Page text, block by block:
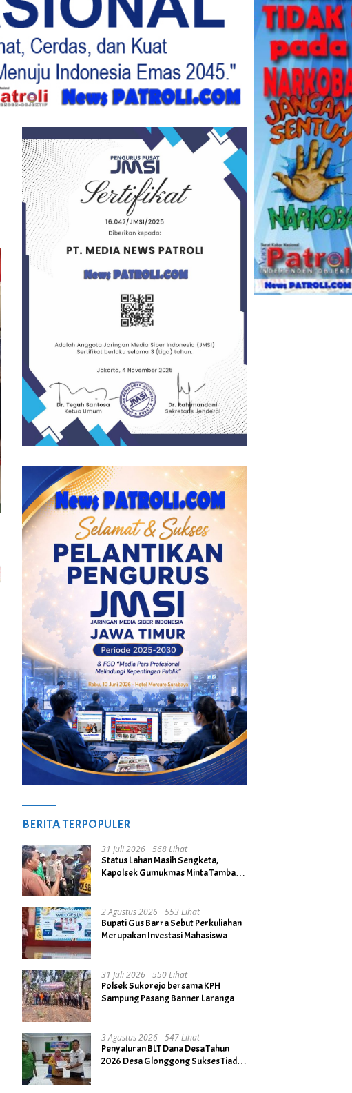
BERITA TERPOPULER
31 Juli 2026
568 Lihat
Status Lahan Masih Sengketa,
Kapolsek Gumukmas Minta Tambang
2 Agustus 2026
553 Lihat
Bupati Gus Barra Sebut Perkuliahan
Merupakan Investasi Mahasiswa
31 Juli 2026
550 Lihat
Polsek Sukorejo bersama KPH
Sampung Pasang Banner Larangan
3 Agustus 2026
547 Lihat
Penyaluran BLT Dana Desa Tahun
2026 Desa Glonggong Sukses Tiada